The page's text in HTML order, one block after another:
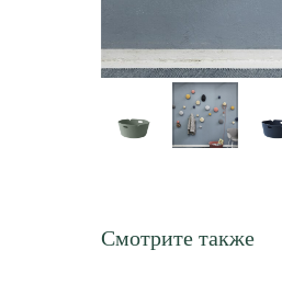
Смотрите также